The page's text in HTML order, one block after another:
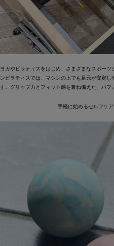
ヨガやピラティスをはじめ、さまざまなスポー
ンピラティスでは、マシンの上でも足元が安定
す。グリップ力とフィット感を兼ね備えた、パフ
手軽に始めるセルフケ